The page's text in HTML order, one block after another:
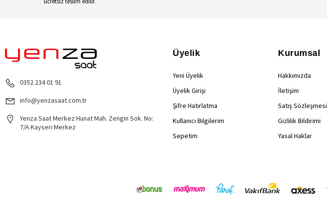
0352 234 01 91
info@yenzasaat.com.tr
Yenza Saat Merkez Hunat Mah. Zengin Sok. No:
7/A Kayseri Merkez
Üyelik
Yeni Üyelik
Üyelik Girişi
Şifre Hatırlatma
Kullanıcı Bilgilerim
Sepetim
Kurumsal
Hakkımızda
İletişim
Satış Sözleşmesi
Gizlilik Bildirimi
Yasal Haklar